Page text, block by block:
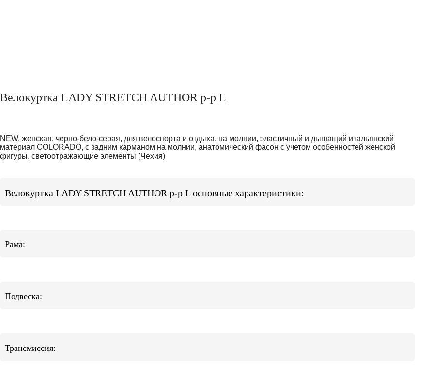
Велокуртка LADY STRETCH AUTHOR р-р L
NEW, женская, черно-бело-серая, для велоспорта и отдыха, на молнии, эластичный и дышащий итальянский
материал COLORADO, с задним карманом на молнии, анатомический фасон с учетом особенностей женской
фигуры, светоотражающие элементы (Чехия)
Велокуртка LADY STRETCH AUTHOR р-р L основные характеристики:
Рама:
Подвеска:
Трансмиссия: